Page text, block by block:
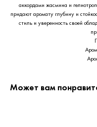
аккордами жасмина и
придают аромату глубину и
стиль и уверенность своей
Может вам